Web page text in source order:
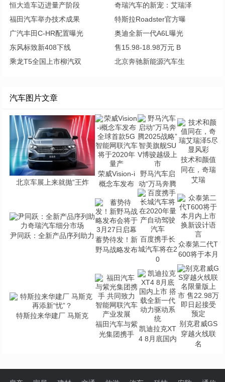
恒大造车迈进量产阶段
奇瑞汽车的新宠：艾瑞泽
福田汽车举办技术成果
特斯拉Roadster官方曝
广汽丰田C-HR配置曝光
奥迪全新一代A6L曝光
东风标致新408下线
售15.98-18.98万元 B
乘龙T5全国上市柳汽双
北京奔驰新能源汽车生
汽车图片文章
北京车展上来就抛“王炸
荣威Vision-i
概念车发布
野马汽车启
动“万马奔腾
技术和颜值
同在，奇瑞
艾瑞
尹同跃：全新产品序列助力 蓄势待发！新
野马战略发布
百度携手长
城汽车将在2
0
众泰第二代T
600将于本月
特斯拉来华建厂 马斯克
福田汽车与紫
光集团携手
凯迪拉克XT
4 8月底国内
别克君威GS
穿越火线联
名